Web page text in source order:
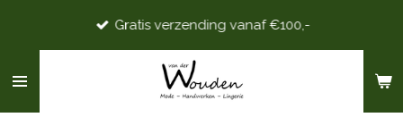
de
Gratis verzending vanaf €100,-